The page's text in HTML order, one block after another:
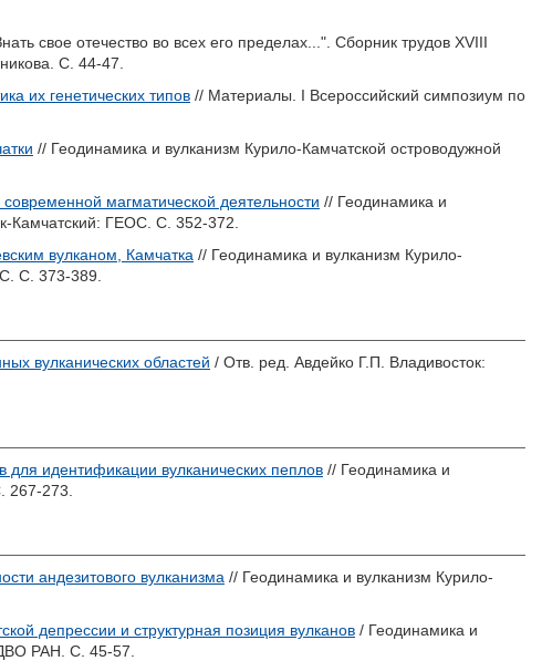
свое отечество во всех его пределах...". Сборник трудов XVIII
С. 44-47.
их генетических типов // Материалы. I Всероссийский симпозиум по
// Геодинамика и вулканизм Курило-Камчатской островодужной
магматической деятельности // Геодинамика и
Камчатский: ГЕОС. С. 352-372.
вулканом, Камчатка // Геодинамика и вулканизм Курило-
С. 373-389.
вулканических областей / Отв. ред. Авдейко Г.П.
Владивосток:
идентификации вулканических пеплов // Геодинамика и
267-273.
андезитового вулканизма // Геодинамика и вулканизм Курило-
депрессии и структурная позиция вулканов / Геодинамика и
РАН. С. 45-57.